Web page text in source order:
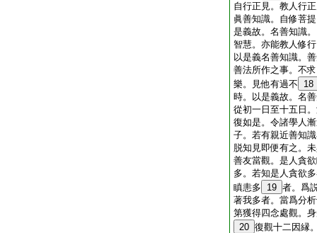
自行正見。教人行
眞善知識。自修菩
是義故。名善知識
智慧。亦能教人修
以是義名善知識。
善法所作之事。不
樂。見他有過不
18
時。以是義故。名
從初一日至十五日
復如是。令諸學人
子。若有親近善知
脱知見即便有之。
善友當觀。是人貪
多。若知是人貪欲
瞋恚多
19 者。爲
著我多者。當爲分
第獲得四念處觀。
20 復觀十二因縁